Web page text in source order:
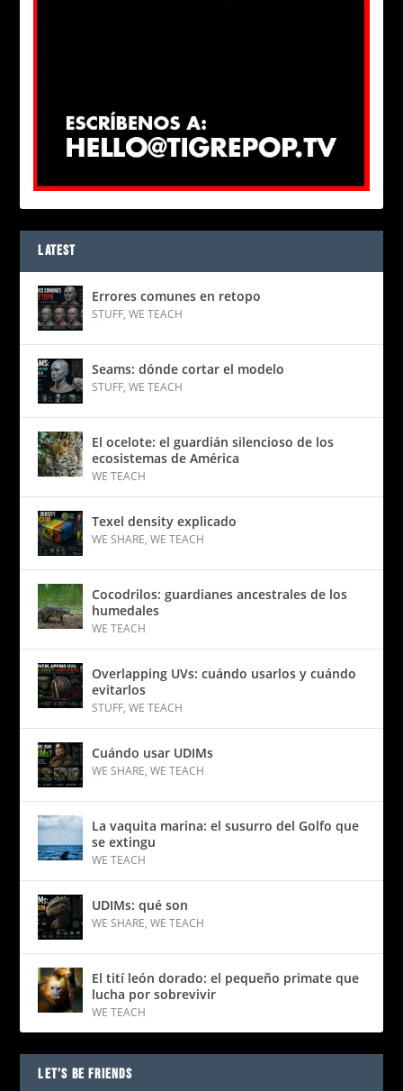
LATEST
Errores comunes en retopo
STUFF,WE TEACH
Seams: dónde cortar el modelo
STUFF,WE TEACH
El ocelote: el guardián silencioso de los
ecosistemas de América
WE TEACH
Texel density explicado
WE SHARE,WE TEACH
Cocodrilos: guardianes ancestrales de los
humedales
WE TEACH
Overlapping UVs: cuándo usarlos y cuándo
evitarlos
STUFF,WE TEACH
Cuándo usar UDIMs
WE SHARE,WE TEACH
La vaquita marina: el susurro del Golfo que
se extingu
WE TEACH
UDIMs: qué son
WE SHARE,WE TEACH
El tití león dorado: el pequeño primate que
lucha por sobrevivir
WE TEACH
LET’S BE FRIENDS